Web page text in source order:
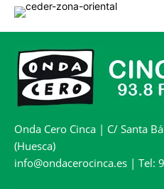
Onda Cero Cinca | C/ Santa
(Huesca)
info@ondacerocinca.es | Tel: